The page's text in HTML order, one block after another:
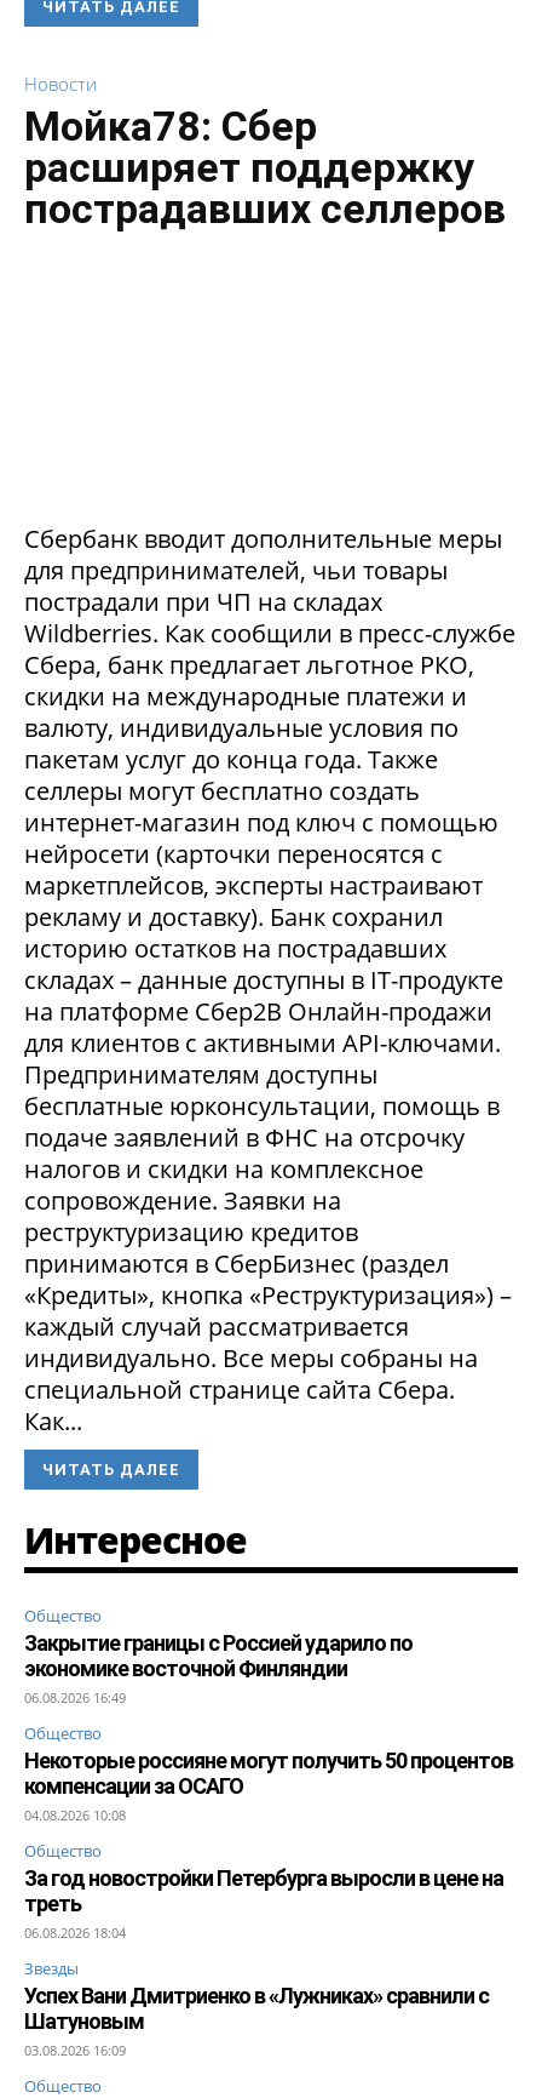
ЧИТАТЬ ДАЛЕЕ
Новости
Мойка78: Сбер
расширяет поддержку
пострадавших селлеров
Сбербанк вводит дополнительные меры
для предпринимателей, чьи товары
пострадали при ЧП на складах
Wildberries. Как сообщили в пресс-службе
Сбера, банк предлагает льготное РКО,
скидки на международные платежи и
валюту, индивидуальные условия по
пакетам услуг до конца года. Также
селлеры могут бесплатно создать
интернет-магазин под ключ с помощью
нейросети (карточки переносятся с
маркетплейсов, эксперты настраивают
рекламу и доставку). Банк сохранил
историю остатков на пострадавших
складах – данные доступны в IT-продукте
на платформе Сбер2В Онлайн-продажи
для клиентов с активными API-ключами.
Предпринимателям доступны
бесплатные юрконсультации, помощь в
подаче заявлений в ФНС на отсрочку
налогов и скидки на комплексное
сопровождение. Заявки на
реструктуризацию кредитов
принимаются в СберБизнес (раздел
«Кредиты», кнопка «Реструктуризация») –
каждый случай рассматривается
индивидуально. Все меры собраны на
специальной странице сайта Сбера.
Как...
ЧИТАТЬ ДАЛЕЕ
Интересное
Общество
Закрытие границы с Россией ударило по
экономике восточной Финляндии
06.08.2026 16:49
Общество
Некоторые россияне могут получить 50 процентов
компенсации за ОСАГО
04.08.2026 10:08
Общество
За год новостройки Петербурга выросли в цене на
треть
06.08.2026 18:04
Звезды
Успех Вани Дмитриенко в «Лужниках» сравнили с
Шатуновым
03.08.2026 16:09
Общество